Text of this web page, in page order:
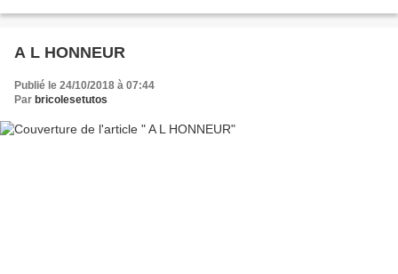
A L HONNEUR
Publié le 24/10/2018 à 07:44
Par bricolesetutos